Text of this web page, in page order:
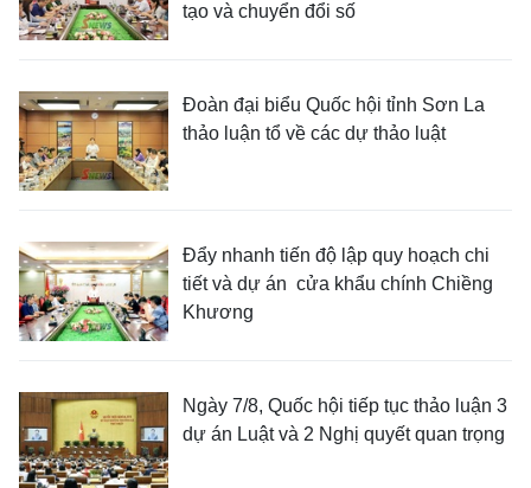
tạo và chuyển đổi số
Đoàn đại biểu Quốc hội tỉnh Sơn La
thảo luận tổ về các dự thảo luật
Đẩy nhanh tiến độ lập quy hoạch chi
tiết và dự án cửa khẩu chính Chiềng
Khương
Ngày 7/8, Quốc hội tiếp tục thảo luận 3
dự án Luật và 2 Nghị quyết quan trọng